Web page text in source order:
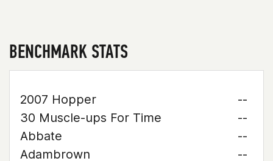
BENCHMARK STATS
2007 Hopper
--
30 Muscle-ups For Time
--
Abbate
--
Adambrown
--